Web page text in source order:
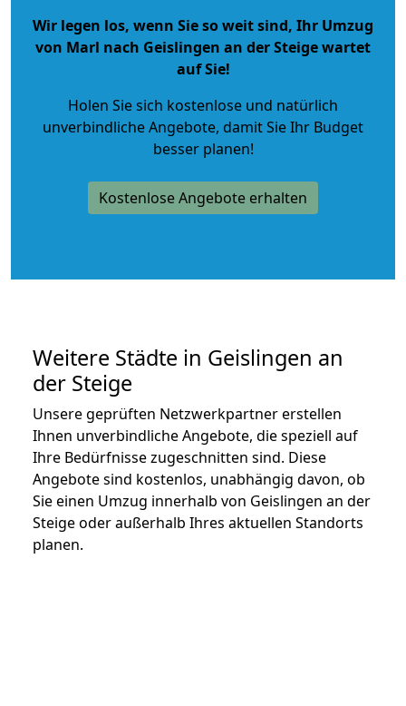
Wir legen los, wenn Sie so weit sind, Ihr Umzug
von Marl nach Geislingen an der Steige wartet
auf Sie!
Holen Sie sich kostenlose und natürlich
unverbindliche Angebote, damit Sie Ihr Budget
besser planen!
Kostenlose Angebote erhalten
Weitere Städte in Geislingen an
der Steige
Unsere geprüften Netzwerkpartner erstellen
Ihnen unverbindliche Angebote, die speziell auf
Ihre Bedürfnisse zugeschnitten sind. Diese
Angebote sind kostenlos, unabhängig davon, ob
Sie einen Umzug innerhalb von Geislingen an der
Steige oder außerhalb Ihres aktuellen Standorts
planen.